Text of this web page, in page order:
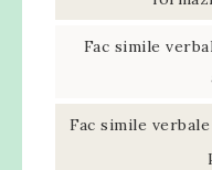
Fac simile
Fac simile